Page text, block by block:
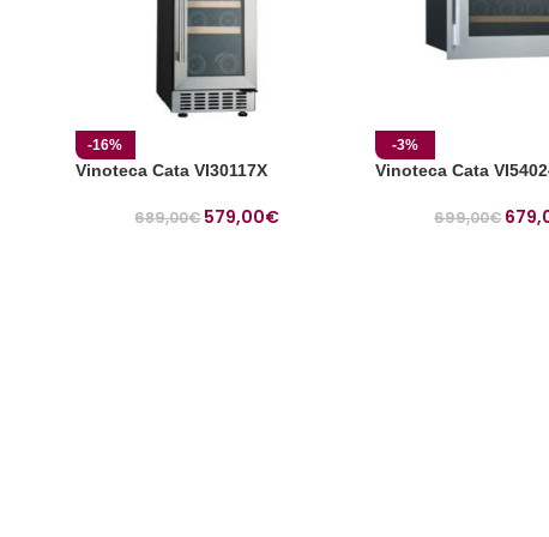
-16%
Vinoteca Cata VI30117X
689,00€ 579,00€
-3%
Vinoteca Cata
699,00€